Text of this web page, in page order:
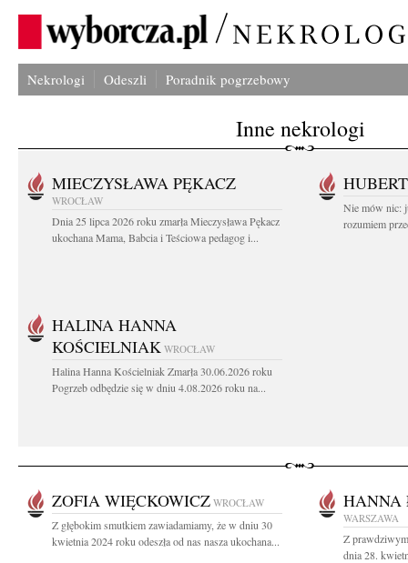
Nekrologi Odeszli Poradnik pogrzebowy
Inne nekrologi
MIECZYSŁAWA PĘKACZ
WROCŁAW
Dnia 25 lipca 2026 roku zmarła Mieczysława Pękacz
ukochana Mama, Babcia i Teściowa pedagog i...
Nie mów nic:
rozumiem
HALINA HANNA
KOŚCIELNIAK WROCŁAW
Halina Hanna Kościelniak Zmarła 30.06.2026 roku
Pogrzeb odbędzie się w dniu 4.08.2026 roku na...
ZOFIA WIĘCKOWICZ WROCŁAW
Z głębokim smutkiem zawiadamiamy, że w dniu 30
kwietnia 2024 roku odeszła od nas nasza ukochana...
HANNA
WARSZAWA
Z
dnia 28.